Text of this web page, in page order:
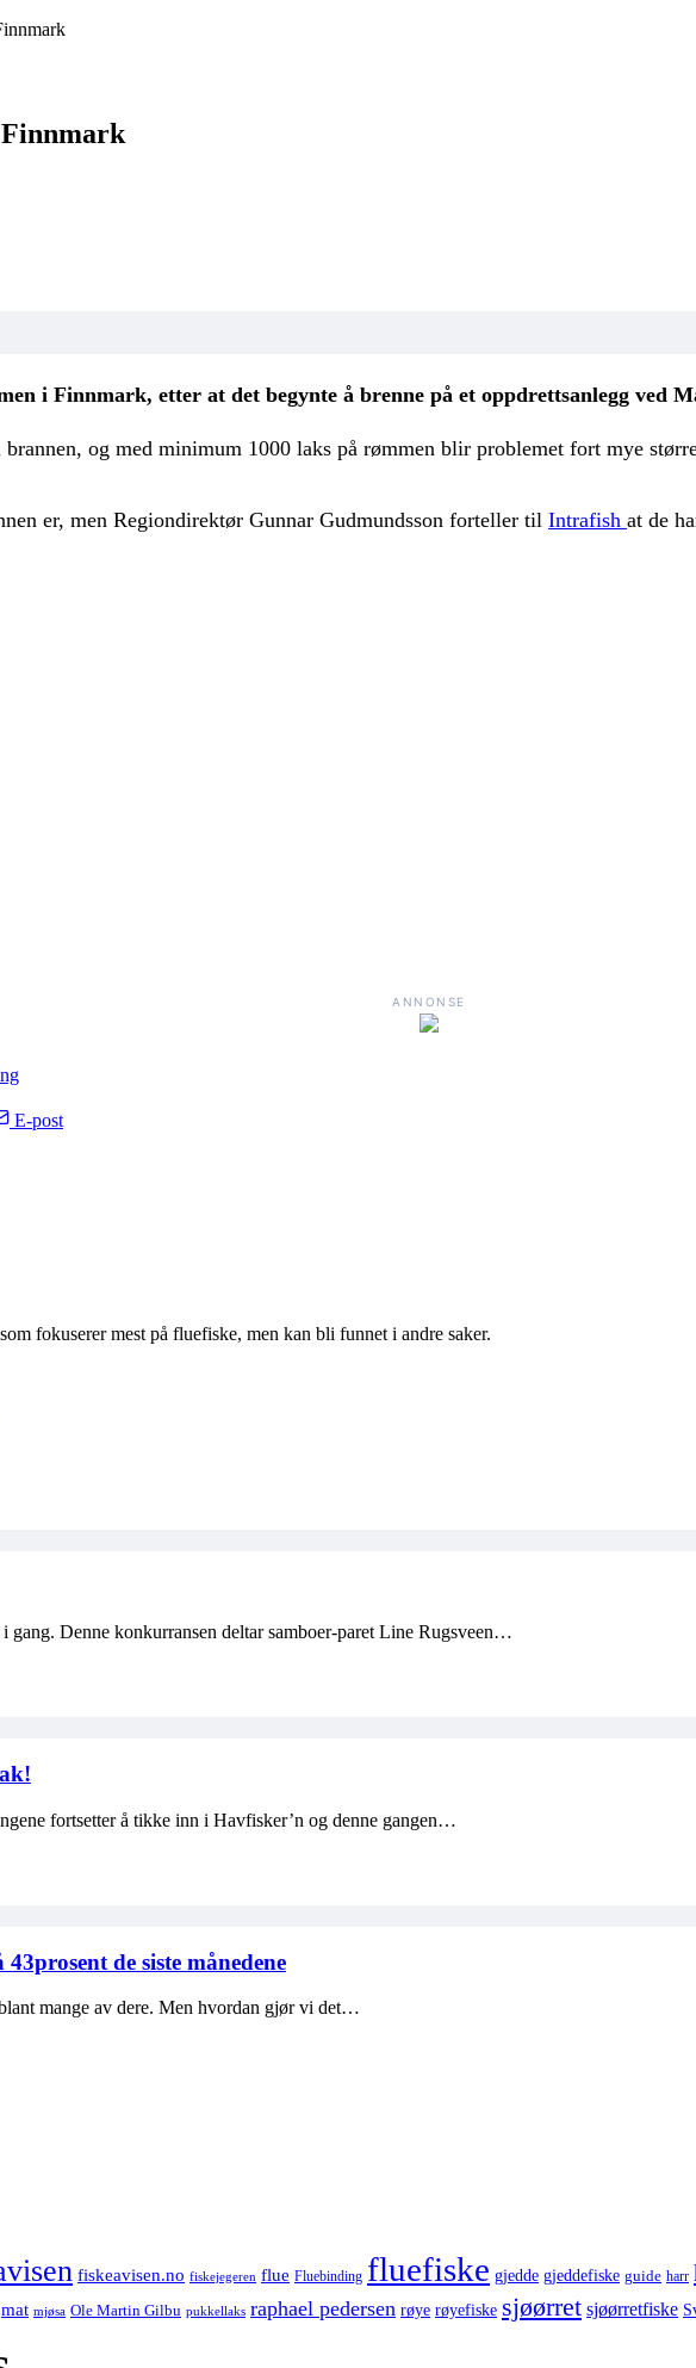
Finnmark
i Finnmark, etter at det begynte å brenne på et oppdrettsanlegg ved
og med minimum 1000 laks på rømmen blir problemet fort mye
er, men Regiondirektør Gunnar Gudmundsson forteller til Intrafish at de
ANNONSE
E-post
fokuserer mest på fluefiske, men kan bli funnet i andre saker.
gang. Denne konkurransen deltar samboer-paret Line Rugsveen…
fortsetter å tikke inn i Havfisker’n og denne gangen…
de siste månedene
mange av dere. Men hvordan gjør vi det…
fiskeavisen.no fiskejegeren flue Fluebinding fluefiske gjedde gjeddefiske guide harr
mat mjøsa Ole Martin Gilbu pukkellaks raphael pedersen røye røyefiske sjøørret sjøørretfiske